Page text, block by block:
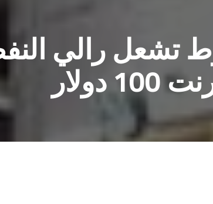
تشعل رالي